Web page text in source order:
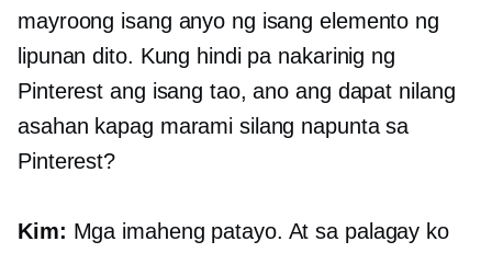
mayroong isang anyo ng isang elemento ng
lipunan dito. Kung hindi pa nakarinig ng
Pinterest ang isang tao, ano ang dapat nilang
asahan kapag marami silang napunta sa
Pinterest?
Kim: Mga imaheng patayo. At sa palagay ko